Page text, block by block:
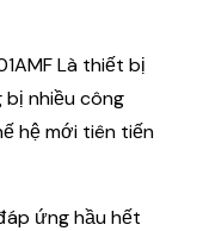
Là thiết bị
bị nhiều công
hệ mới tiên tiến
ứng hầu hết